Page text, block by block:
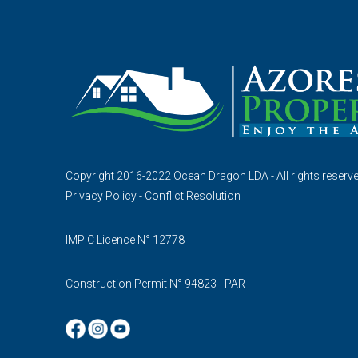
Copyright 2016-2022 Ocean Dragon LDA - All rights
Privacy Policy- Conflict Resolution
IMPIC Licence N° 12778
Construction Permit N° 94823 - PAR